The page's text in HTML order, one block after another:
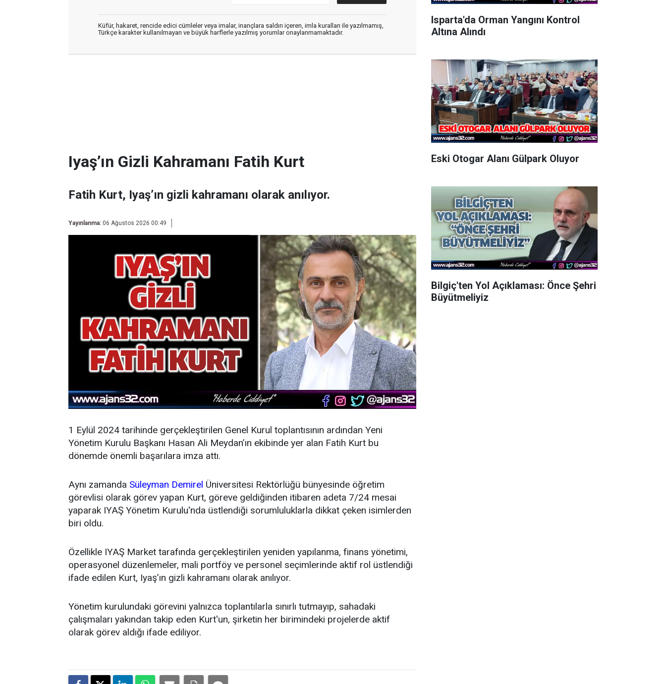
Küfür, hakaret, rencide edici cümleler veya imalar, inançlara saldırı içeren, imla kuralları ile yazılmamış,
Türkçe karakter kullanılmayan ve büyük harflerle yazılmış yorumlar onaylanmamaktadır.
Iyaş’ın Gizli Kahramanı Fatih Kurt
Fatih Kurt, Iyaş’ın gizli kahramanı olarak anılıyor.
Yayınlanma: 06 Ağustos 2026 00:49
1 Eylül 2024 tarihinde gerçekleştirilen Genel Kurul toplantısının ardından Yeni
Yönetim Kurulu Başkanı Hasan Ali Meydan’ın ekibinde yer alan Fatih Kurt bu
dönemde önemli başarılara imza attı.
Aynı zamanda Süleyman Demirel Üniversitesi Rektörlüğü bünyesinde öğretim
görevlisi olarak görev yapan Kurt, göreve geldiğinden itibaren adeta 7/24 mesai
yaparak IYAŞ Yönetim Kurulu'nda üstlendiği sorumluluklarla dikkat çeken isimlerden
biri oldu.
Özellikle IYAŞ Market tarafında gerçekleştirilen yeniden yapılanma, finans yönetimi,
operasyonel düzenlemeler, mali portföy ve personel seçimlerinde aktif rol üstlendiği
ifade edilen Kurt, Iyaş’ın gizli kahramanı olarak anılıyor.
Yönetim kurulundaki görevini yalnızca toplantılarla sınırlı tutmayıp, sahadaki
çalışmaları yakından takip eden Kurt'un, şirketin her birimindeki projelerde aktif
olarak görev aldığı ifade ediliyor.
Isparta'da Orman Yangını Kontrol
Altına Alındı
Eski Otogar Alanı Gülpark Oluyor
Bilgiç'ten Yol Açıklaması: Önce Şehri
Büyütmeliyiz